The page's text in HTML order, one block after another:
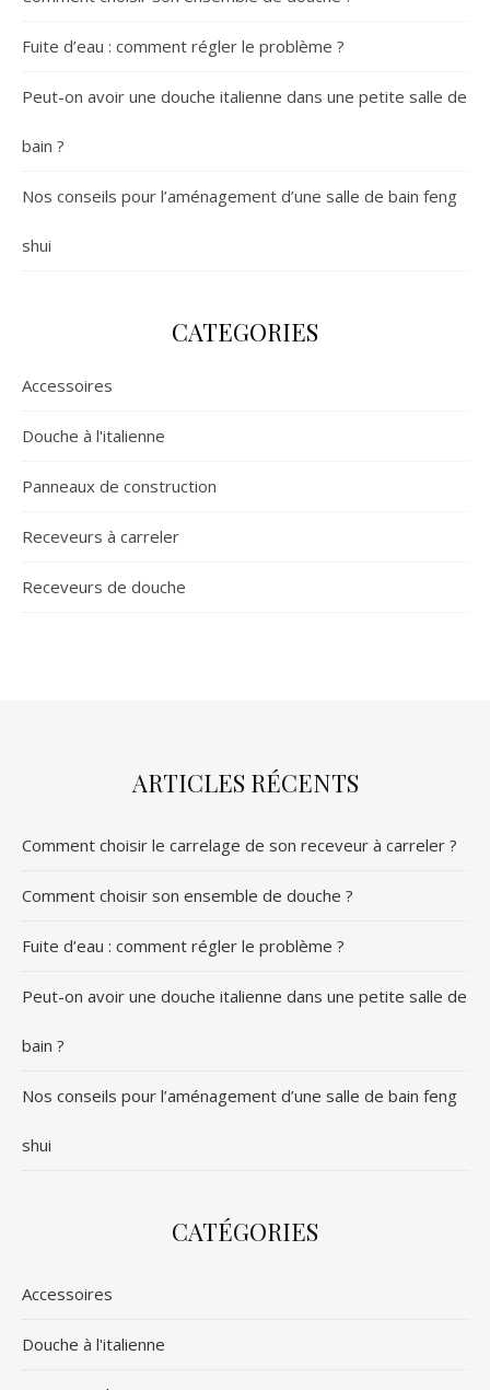
Fuite d’eau : comment régler le problème ?
Peut-on avoir une douche italienne dans une petite salle de
bain ?
Nos conseils pour l’aménagement d’une salle de bain feng
shui
CATEGORIES
Accessoires
Douche à l'italienne
Panneaux de construction
Receveurs à carreler
Receveurs de douche
ARTICLES RÉCENTS
Comment choisir le carrelage de son receveur à carreler ?
Comment choisir son ensemble de douche ?
Fuite d’eau : comment régler le problème ?
Peut-on avoir une douche italienne dans une petite salle de
bain ?
Nos conseils pour l’aménagement d’une salle de bain feng
shui
CATÉGORIES
Accessoires
Douche à l'italienne